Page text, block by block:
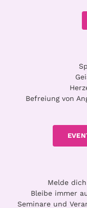
Befreiung von
Melde
Bleibe immer
Seminare und